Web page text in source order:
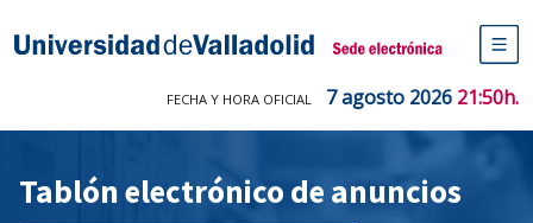
Sede electrónica Universidad de
de
FECHA Y HORA OFICIAL 7 agosto 2026 21:50h.
Tablón electrónico de anuncios